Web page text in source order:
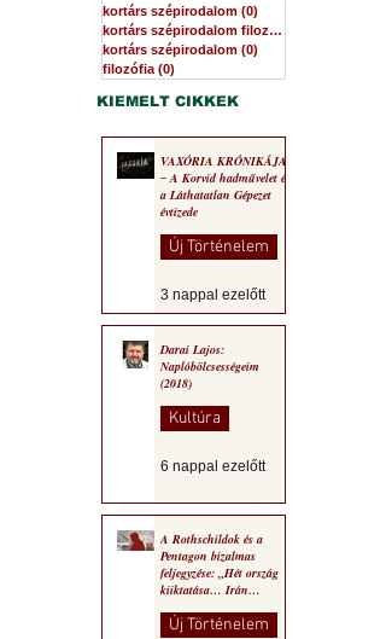
kortárs szépirodalom (0)
kortárs szépirodalom filozófia
kortárs szépirodalom (0)
filozófia (0)
KIEMELT CIKKEK
VAXÓRIA KRÓNIKÁJA
‒ A Korvid hadművelet és
a Láthatatlan Gépezet
évtizede
Új Történelem
3 nappal ezelőtt
Darai Lajos:
Naplóbölcsességeim
(2018)
Kultúra
6 nappal ezelőtt
A Rothschildok és a
Pentagon bizalmas
feljegyzése: „Hét ország
kiiktatása… Irán
Új Történelem